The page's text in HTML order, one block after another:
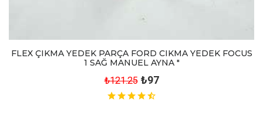
FLEX ÇIKMA YEDEK PARÇA FORD CIKMA YEDEK FOCUS
1 SAĞ MANUEL AYNA "
₺121.25 ₺97